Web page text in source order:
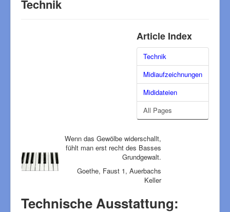
Technik
Article Index
Technik
Midiaufzeichnungen
Mididateien
All Pages
Wenn das Gewölbe widerschallt,
fühlt man erst recht des Basses
Grundgewalt.
Goethe, Faust 1, Auerbachs
Keller
Technische Ausstattung: